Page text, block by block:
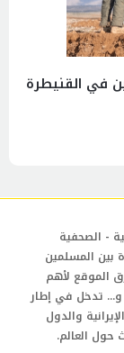
في القنيطرة
- الصحفية
بين المسلمين
الموقع لأهم
و... تدخل في إطار
والدول
حول العالم.